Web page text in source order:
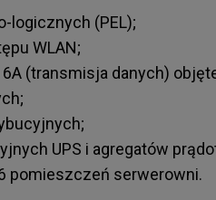
logicznych (PEL);
WLAN;
(transmisja danych)
UPS i agregatów
pomieszczeń serwerowni.